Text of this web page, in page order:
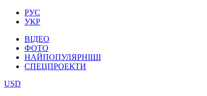
РУС
УКР
ВІДЕО
ФОТО
НАЙПОПУЛЯРНІШІ
СПЕЦПРОЕКТИ
USD